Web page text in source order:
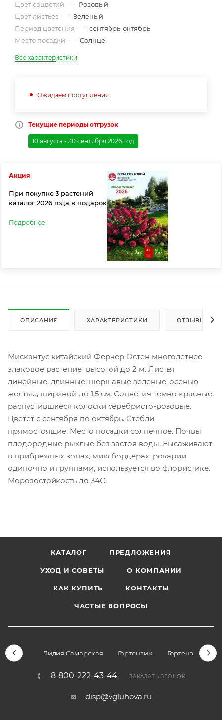
Цвет соцветий — Розовый
Цвет листьев — Зеленый
Период цветения — сентябрь-октябрь
Место посадки — Солнце
Все характеристики
Ожидаем поступления
Текущие периоды отгрузок
10 августа - 30 сентября 2026 год
Акция
При покупке 3 растений
каталог 2026 года в подарок
Подробнее
ОПИСАНИЕ ХАРАКТЕРИСТИКИ ОТЗЫВЫ
Мискантус китайский Фернер Остен многолетнее
злаковое растение высотой до 2 м. Листья
линейные, длинные, шершавые зеленые, осенью
желтые, шириной до 1,5 см. Соцветия темно красные,
распустившиеся колоски серебристо-розовые.
Цветет с сентября по октябрь. Стебли
прямостоящие. Место посадки солнечное. Почвы
плодородные рыхлые без застоя воды. Высаживают
в прибрежных зонах, миксбордерах, рокарии
одиночно и группами, используется во флористике.
Морозостойкость до 34С
КАТАЛОГ ПРЕДЛОЖЕНИЯ
УХОД И СОВЕТЫ О КОМПАНИИ
КАК КУПИТЬ КОНТАКТЫ
ЧАСТЫЕ ВОПРОСЫ
Лидия Самарская Гортензии Гортензии
8-800-222-43-44 ЗАКАЗАТЬ ЗВОНОК
disp@vgluhova.ru